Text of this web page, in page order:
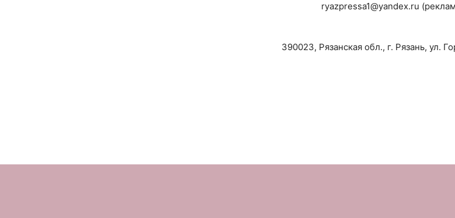
ryazpressa1@yandex.ru
390023, Рязанская обл., г. Рязань, ул.